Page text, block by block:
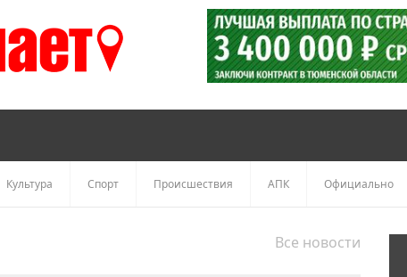
Культура Спорт Происшествия АПК Официально
Все новости